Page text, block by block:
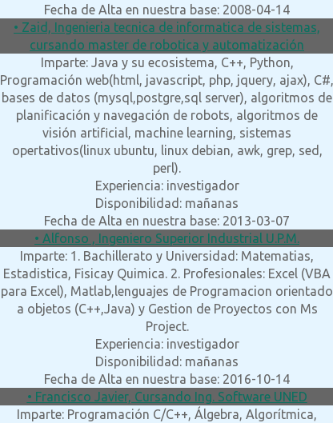
Fecha de Alta en nuestra base: 2008-04-14
• Zaid, Ingenieria tecnica de informatica de sistemas,
cursando master de robotica y automatización
Imparte: Java y su ecosistema, C++, Python,
Programación web(html, javascript, php, jquery, ajax), C#,
bases de datos (mysql,postgre,sql server), algoritmos de
planificación y navegación de robots, algoritmos de
visión artificial, machine learning, sistemas
opertativos(linux ubuntu, linux debian, awk, grep, sed,
perl).
Experiencia: investigador
Disponibilidad: mañanas
Fecha de Alta en nuestra base: 2013-03-07
• Alfonso , Ingeniero Superior Industrial U.P.M.
Imparte: 1. Bachillerato y Universidad: Matematias,
Estadistica, Fisicay Quimica. 2. Profesionales: Excel (VBA
para Excel), Matlab,lenguajes de Programacion orientado
a objetos (C++,Java) y Gestion de Proyectos con Ms
Project.
Experiencia: investigador
Disponibilidad: mañanas
Fecha de Alta en nuestra base: 2016-10-14
• Francisco Javier, Cursando Ing. Software UNED
Imparte: Programación C/C++, Álgebra, Algorítmica,